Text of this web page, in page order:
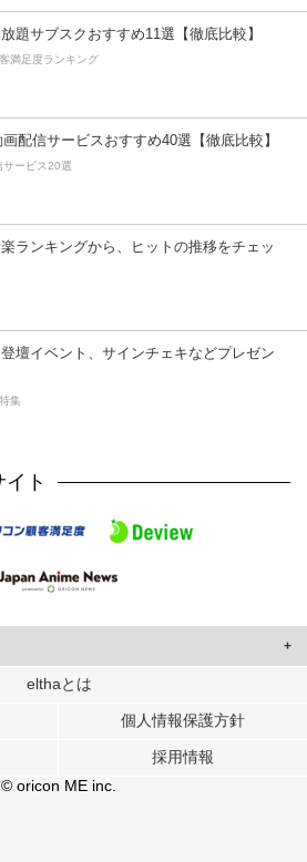
題サブスクおすすめ11選【徹底比較】
満足度ランキング
配信サービスおすすめ40選【徹底比較】
サービス20選
ランキングから、ヒットの推移をチェッ
壇イベント、サインチェキなどプレゼン
集
ト
して、ユーザーに合わせたコンテンツや広告の
析の各パートナーに提供しています。
ーザーが各パートナーに提供した他の情報や、
ビスを使用したときに収集した他の情報を組み
elthaとは
個人情報保護方針
採用情報
© oricon ME inc.